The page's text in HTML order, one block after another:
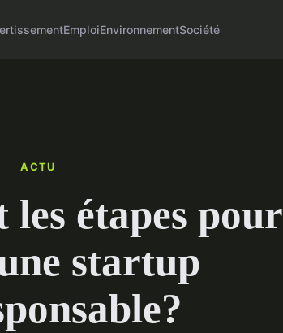
EmploiEnvironnementSociété
ACTU
les étapes pour
startup